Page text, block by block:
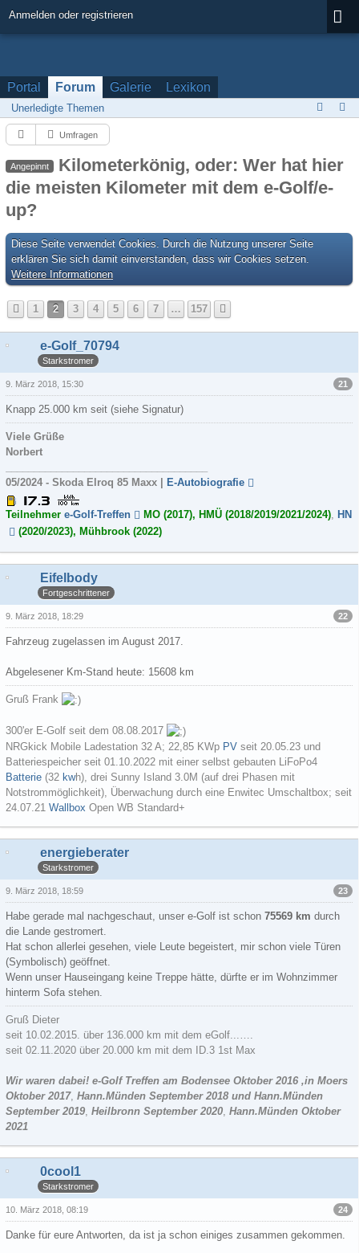
Anmelden oder registrieren
Portal Forum Galerie Lexikon
Unerledigte Themen
Umfragen
Angepinnt
Kilometerkönig, oder: Wer hat hier
die meisten Kilometer mit dem e-Golf/e-
up?
Diese Seite verwendet Cookies. Durch die Nutzung unserer Seite
erklären Sie sich damit einverstanden, dass wir Cookies setzen.
Weitere Informationen
1 2 3 4 5 6 7 … 157
e-Golf_70794
Starkstromer
21
9. März 2018, 15:30
Knapp 25.000 km seit (siehe Signatur)
Viele Grüße
Norbert
05/2024 - Skoda Elroq 85 Maxx |
E-Autobiografie
Teilnehmer e-Golf-Treffen MO (2017), HMÜ (2018/2019/2021/2024), HN
(2020/2023), Mühbrook (2022)
Eifelbody
Fortgeschrittener
22
9. März 2018, 18:29
Fahrzeug zugelassen im August 2017.
Abgelesener Km-Stand heute: 15608 km
Gruß Frank
300'er E-Golf seit dem 08.08.2017
NRGkick Mobile Ladestation 32 A; 22,85 KWp PV seit 20.05.23 und
Batteriespeicher seit 01.10.2022 mit einer selbst gebauten LiFoPo4
Batterie (32 kwh), drei Sunny Island 3.0M (auf drei Phasen mit
Notstrommöglichkeit), Überwachung durch eine Enwitec Umschaltbox; seit
24.07.21 Wallbox Open WB Standard+
energieberater
Starkstromer
23
9. März 2018, 18:59
Habe gerade mal nachgeschaut, unser e-Golf ist schon 75569 km durch
die Lande gestromert.
Hat schon allerlei gesehen, viele Leute begeistert, mir schon viele Türen
(Symbolisch) geöffnet.
Wenn unser Hauseingang keine Treppe hätte, dürfte er im Wohnzimmer
hinterm Sofa stehen.
Gruß Dieter
seit 10.02.2015. über 136.000 km mit dem eGolf...….
seit 02.11.2020 über 20.000 km mit dem ID.3 1st Max
Wir waren dabei! e-Golf Treffen am Bodensee Oktober 2016 ,in Moers
Oktober 2017, Hann.Münden September 2018 und Hann.Münden
September 2019, Heilbronn September 2020, Hann.Münden Oktober
2021
0cool1
Starkstromer
24
10. März 2018, 08:19
Danke für eure Antworten, da ist ja schon einiges zusammen gekommen.